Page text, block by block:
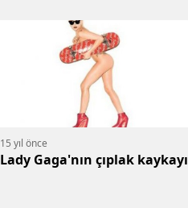
15 yıl önce
Lady Gaga'nın çıplak kaykayı